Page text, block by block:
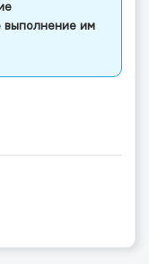
выполнение им